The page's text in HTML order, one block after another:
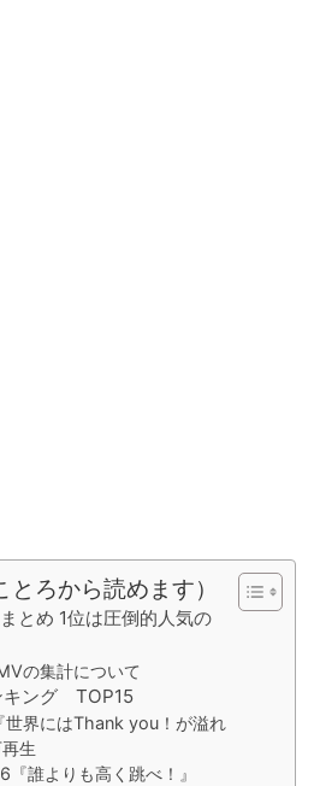
ろから読めます）
とめ 1位は圧倒的人気の
の集計について
キング TOP15
世界にはThank you！が溢れ
生
『誰よりも高く跳べ！』